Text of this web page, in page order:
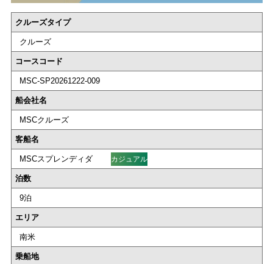
クルーズタイプ
クルーズ
コースコード
MSC-SP20261222-009
船会社名
MSCクルーズ
客船名
MSCスプレンディダ カジュアル
泊数
9泊
エリア
南米
乗船地